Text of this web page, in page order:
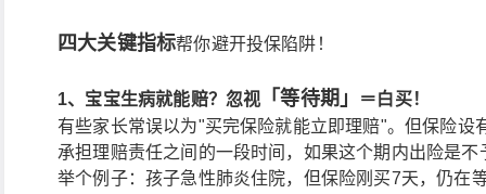
四大关键指标帮你避开投保陷阱！
1、宝宝生病就能赔？忽视 「等待期」
＝白买！
有些家长常误以为"买完保险就能立即理赔"。但保险
承担理赔责任之间的一段时间，如果这个期内出险是不
举个例子：孩子急性肺炎住院，但保险刚买7天，仍在